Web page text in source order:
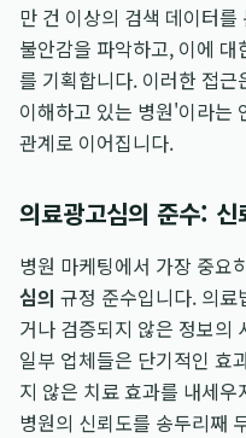
만 건 이상의 검색 데이터
불안감을 파악하고, 이에
를 기획합니다. 이러한 접
이해하고 있는 병원'이라는
관계로 이어집니다.
의료광고심의 준수:
병원 마케팅에서 가장 중요
심의 규정 준수입니다. 의료
거나 검증되지 않은 정보의
일부 업체들은 단기적인 효
지 않은 치료 효과를 내세
병원의 신뢰도를 송두리째